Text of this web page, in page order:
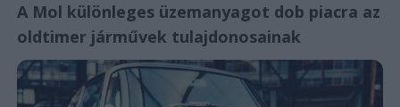
A Mol különleges üzemanyagot dob piacra az
oldtimer járművek tulajdonosainak